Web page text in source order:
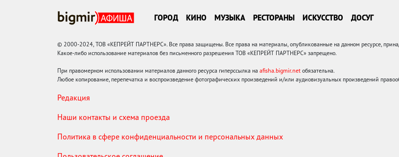
ГОРОД КИНО МУЗЫКА РЕСТОРАНЫ ИСКУССТВО ДОСУГ
© 2000-2024, ТОВ «КЕПРЕЙТ ПАРТНЕРС». Все права защищены. Все права на материалы, опубликованные на данном ресурсе,
Какое-либо использование материалов без письменного разрешения ТОВ «КЕПРЕЙТ ПАРТНЕРС» запрещено.
При правомерном использовании материалов данного ресурса гиперссылка на afisha.bigmir.net обязательна.
Любое копирование, перепечатка и воспроизведение фотографических произведений и/или аудиовизуальных произведений
Редакция
Наши контакты и схема проезда
Политика в сфере конфиденциальности и персональных данных